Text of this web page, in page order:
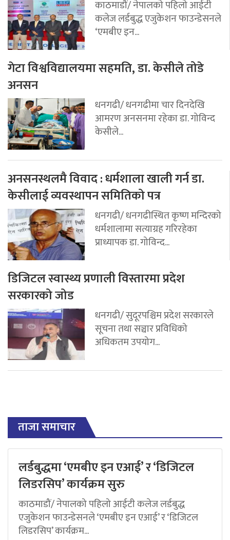
काठमाडौं/ नेपालको पहिलो आईटी
कलेज लर्डबुद्ध एजुकेशन फाउन्डेसनले
‘एमबीए इन...
गेटा विश्वविद्यालयमा सहमति, डा. केसीले तोडे
अनसन
धनगढी/ धनगढीमा चार दिनदेखि
आमरण अनसनमा रहेका डा. गोविन्द
केसीले...
अनसनस्थलमै विवाद : धर्मशाला खाली गर्न डा.
केसीलाई व्यवस्थापन समितिको पत्र
धनगढी/ धनगढीस्थित कृष्ण मन्दिरको
धर्मशालामा सत्याग्रह गरिरहेका
प्राध्यापक डा. गोविन्द...
डिजिटल स्वास्थ्य प्रणाली विस्तारमा प्रदेश
सरकारको जोड
धनगढी/ सुदूरपश्चिम प्रदेश सरकारले
सूचना तथा सञ्चार प्रविधिको
अधिकतम उपयोग...
ताजा समाचार
लर्डबुद्धमा ‘एमबीए इन एआई’ र ‘डिजिटल
लिडरसिप’ कार्यक्रम सुरु
काठमाडौं/ नेपालको पहिलो आईटी कलेज लर्डबुद्ध
एजुकेशन फाउन्डेसनले ‘एमबीए इन एआई’ र ‘डिजिटल
लिडरसिप’ कार्यक्रम...